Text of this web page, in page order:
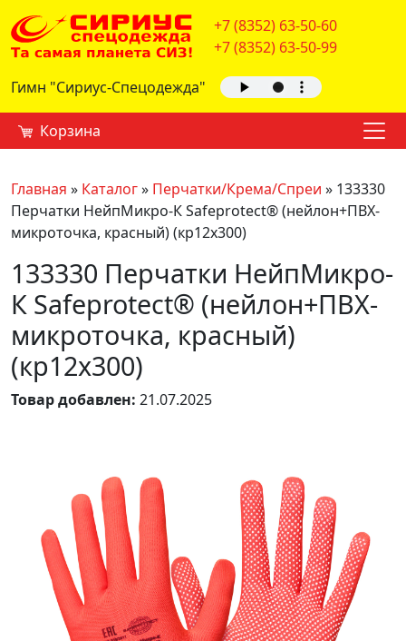
+7 (8352) 63-50-60
+7 (8352) 63-50-99
Гимн "Сириус-Спецодежда"
Корзина
Главная » Каталог» Перчатки/Крема/Спреи » 133330
Перчатки НейпМикро-К Safeprotect® (нейлон+ПВХ-
микроточка, красный) (кр12х300)
133330 Перчатки НейпМикро-
К Safeprotect® (нейлон+ПВХ-
микроточка, красный)
(кр12х300)
Товар добавлен: 21.07.2025